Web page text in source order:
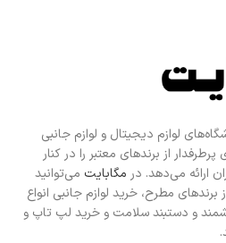
لوازم دیجیتال و لوازم جانبی
از برندهای معتبر را در کنار
ارائه می‌دهد. در مگابایت می‌توانید
مطرح، خرید لوازم جانبی انواع
و دستبند سلامت و خرید لپ تاپ و